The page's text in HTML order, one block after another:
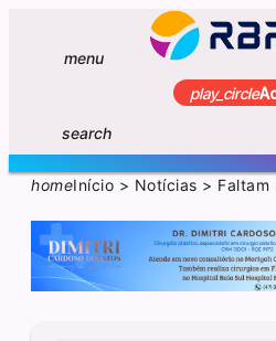
menu
play_circle
search
homeInício > Notícias > Faltam